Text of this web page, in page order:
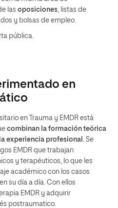
las oposiciones, listas de
y bolsas de empleo.
pública.
en
en Trauma y EMDR está
combinan la formación teórica
experiencia profesional . Se
EMDR que trabajan
y terapéuticos, lo que les
académico con los casos
su día a día. Con ellos
EMDR y adquirir
postraumatico.